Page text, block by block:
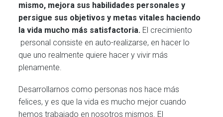
mismo, mejora sus habilidades personales y
persigue sus objetivos y metas vitales haciendo
la vida mucho más satisfactoria. El crecimiento
personal consiste en auto-realizarse, en hacer lo
que uno realmente quiere hacer y vivir más
plenamente.
Desarrollarnos como personas nos hace más
felices, y es que la vida es mucho mejor cuando
hemos trabajado en nosotros mismos. El